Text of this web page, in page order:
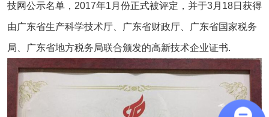
技网公示名单，2017年1月份正式被评定，并于3月18日获得
由广东省生产科学技术厅、广东省财政厅、广东省国家税务
局、广东省地方税务局联合颁发的高新技术企业证书.